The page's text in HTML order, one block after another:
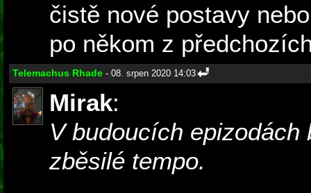
čistě nové postavy
po někom z
Telemachus Rhade - 08. srpen 2020 14:03
Mirak:
V budoucích epizodách
zběsilé tempo.